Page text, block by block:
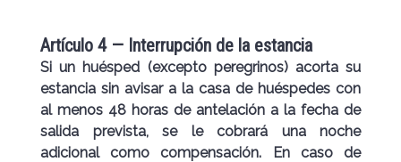
Artículo 4 — Interrupción de la estancia
Si un huésped (excepto peregrinos) acorta su
estancia sin avisar a la casa de huéspedes con
al menos 48 horas de antelación a la fecha de
salida prevista, se le cobrará una noche
adicional como compensación. En caso de